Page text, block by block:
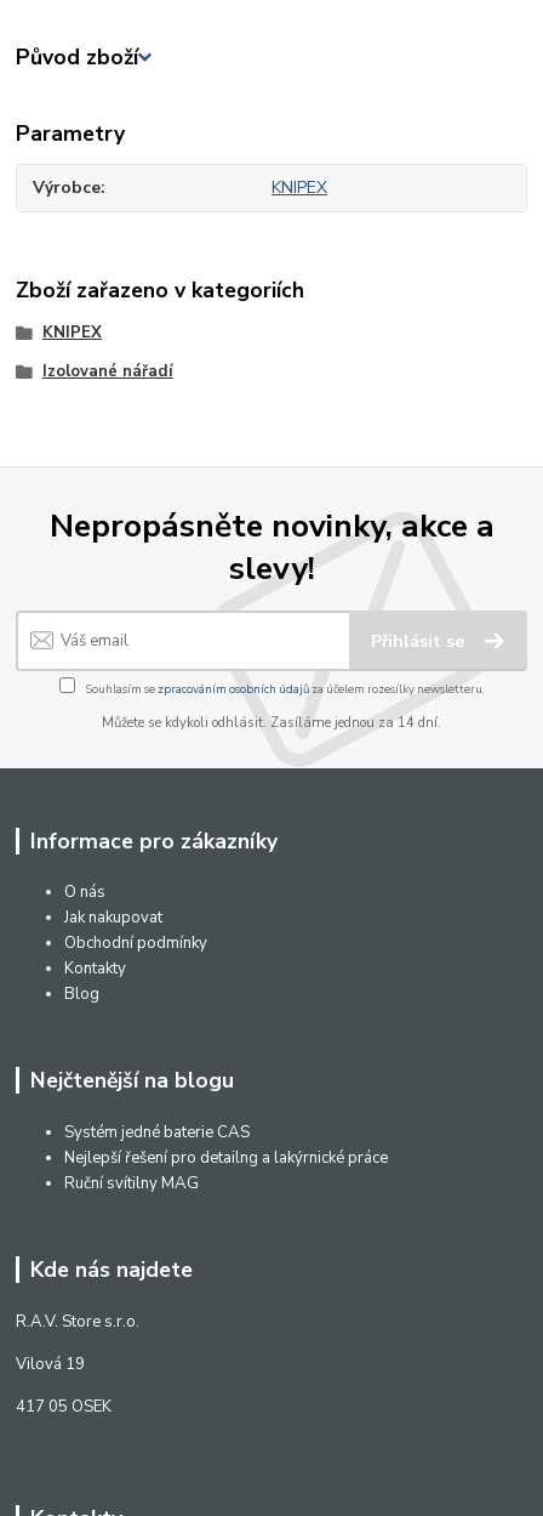
Původ zboží
Parametry
Výrobce KNIPEX
Zboží zařazeno v kategoriích
KNIPEX
Izolované nářadí
Nepropásněte novinky, akce a
slevy!
Přihlásit se
Souhlasím se zpracováním osobních údajůza účelem rozesílky newsletteru.
Můžete se kdykoli odhlásit. Zasíláme jednou za 14 dní.
Informace pro zákazníky
O nás
Jak nakupovat
Obchodní podmínky
Kontakty
Blog
Nejčtenější na blogu
Systém jedné baterie CAS
Nejlepší řešení pro detailng a lakýrnické práce
Ruční svítilny MAG
Kde nás najdete
R.A.V. Store s.r.o.
Vilová 19
417 05 OSEK